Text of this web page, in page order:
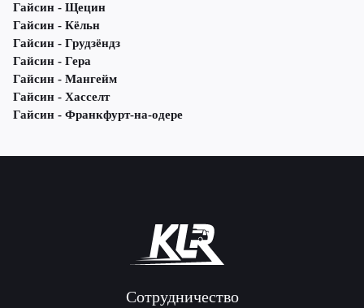
Гайсин - Щецин
Гайсин - Кёльн
Гайсин - Грудзёндз
Гайсин - Гера
Гайсин - Мангейм
Гайсин - Хасселт
Гайсин - Франкфурт-на-одере
Сотрудничество